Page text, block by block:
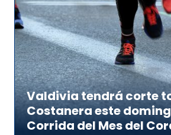
Valdivia tendrá corte
Costanera este
Corrida del Mes del